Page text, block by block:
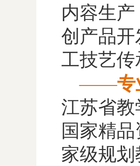
内容生
创产品
工技艺
——专
江苏省
国家精
家级规